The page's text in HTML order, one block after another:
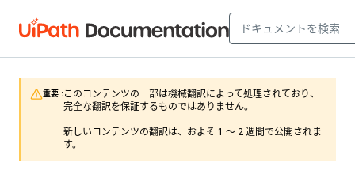
重要 :このコンテンツの一部は機械翻訳によって処理されており、
完全な翻訳を保証するものではありません。
新しいコンテンツの翻訳は、およそ 1 ～ 2 週間で公開されま
す。